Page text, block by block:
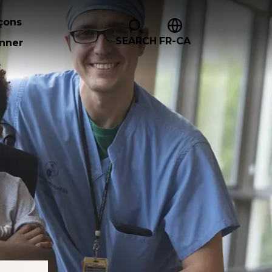
SEARCH FR-CA